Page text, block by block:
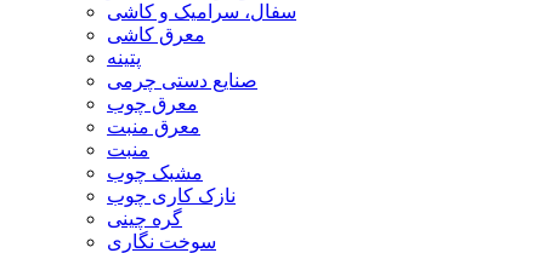
سفال، سرامیک و کاشی
معرق کاشی
پتینه
صنایع دستی چرمی
معرق چوب
معرق منبت
منبت
مشبک چوب
نازک کاری چوب
گره چینی
سوخت نگاری